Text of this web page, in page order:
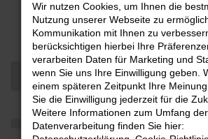
Fahrzeugmarkt
Wir nutzen Cookies, um Ihnen die
Nutzung unserer Webseite zu
Kommunikation mit Ihnen zu
berücksichtigen hierbei Ihre
verarbeiten Daten für Marketing und
wenn Sie uns Ihre Einwilligung geben.
einem späteren Zeitpunkt Ihre
Sie die Einwilligung jederzeit für die
Weitere Informationen zum Umfang der
Datenverarbeitung finden Sie hier: